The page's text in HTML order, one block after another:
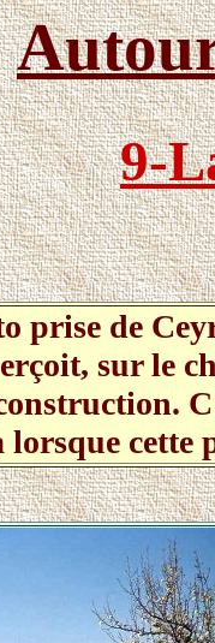
9-
prise de
sur le
cette